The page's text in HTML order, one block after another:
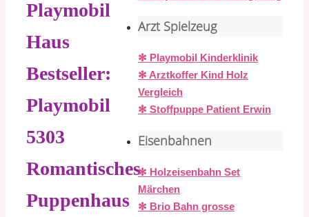
Playmobil
Haus
Bestseller:
Playmobil
5303
Romantisches
Puppenhaus
Arzt Spielzeug
✻ Playmobil Kinderklinik
✻ Arztkoffer Kind Holz
Vergleich
✻ Stoffpuppe Patient Erwin
Eisenbahnen
✻ Holzeisenbahn Set
Märchen
✻ Brio Bahn grosse